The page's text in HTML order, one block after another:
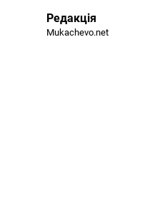
Редакція
Mukachevo.net